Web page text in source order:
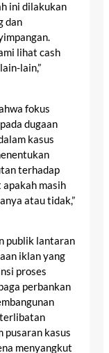
ini dilakukan
dan
lihat cash
lain,”
fokus
dugaan
kasus
terhadap
masih
atau tidak,”
publik lantaran
iklan yang
proses
perbankan
pusaran kasus
menyangkut